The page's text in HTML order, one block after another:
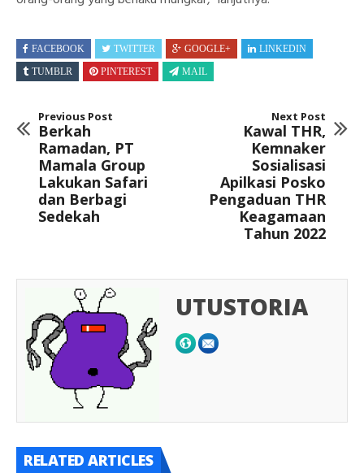
FACEBOOK TWITTER GOOGLE+
LINKEDIN
TUMBLR
PINTEREST MAIL
Previous Post
Berkah
Ramadan, PT
Mamala Group
Lakukan Safari
dan Berbagi
Sedekah
Next Post
Kawal THR,
Kemnaker
Sosialisasi
Apilkasi Posko
Pengaduan THR
Keagamaan
Tahun 2022
UTUSTORIA
RELATED ARTICLES